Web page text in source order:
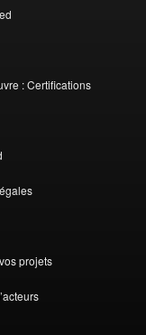
: Certifications
projets